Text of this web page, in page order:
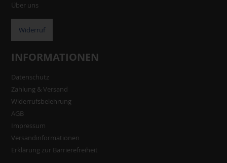
Über uns
Widerruf
INFORMATIONEN
Datenschutz
Zahlung & Versand
Widerrufsbelehrung
AGB
Impressum
Versandinformationen
Erklärung zur Barrierefreiheit